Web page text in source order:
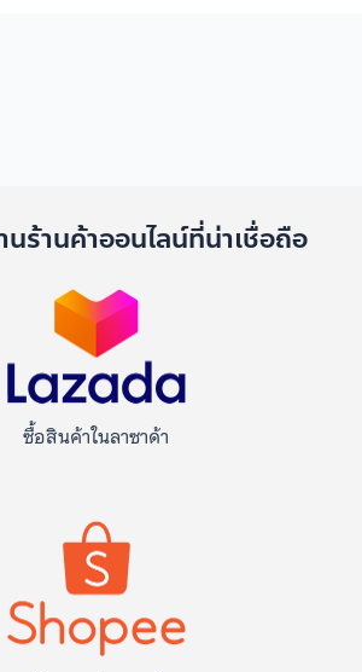
ร้านค้าออนไลน์ที่น่าเชื่อถือ
ซื้อสินค้าในลาซาด้า